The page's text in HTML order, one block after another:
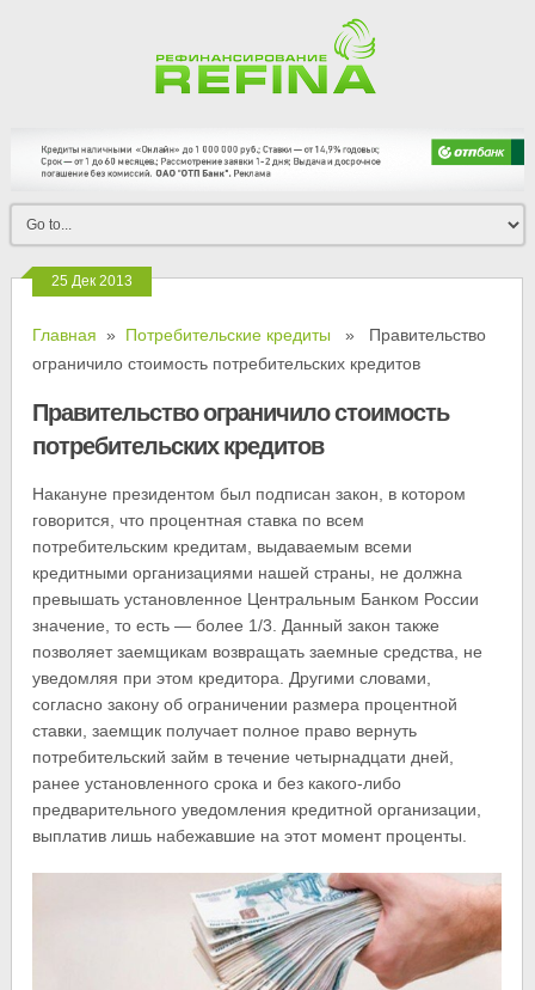
25 Дек 2013
Главная » Потребительские кредиты » Правительство
ограничило стоимость потребительских кредитов
Правительство ограничило стоимость
потребительских кредитов
Накануне президентом был подписан закон, в котором
говорится, что процентная ставка по всем
потребительским кредитам, выдаваемым всеми
кредитными организациями нашей страны, не должна
превышать установленное Центральным Банком России
значение, то есть — более 1/3. Данный закон также
позволяет заемщикам возвращать заемные средства, не
уведомляя при этом кредитора. Другими словами,
согласно закону об ограничении размера процентной
ставки, заемщик получает полное право вернуть
потребительский займ в течение четырнадцати дней,
ранее установленного срока и без какого-либо
предварительного уведомления кредитной организации,
выплатив лишь набежавшие на этот момент проценты.